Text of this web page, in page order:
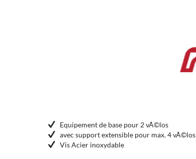
Equipement de base pour 2 vÃ©los
avec support extensible pour max. 4 vÃ©los
Vis Acier inoxydable